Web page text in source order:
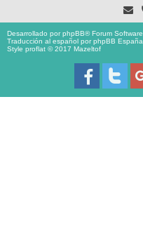
Desarrollado porphpBB® Forum
Traducción al español porphpBB España
Style proflat © 2017 Mazeltof